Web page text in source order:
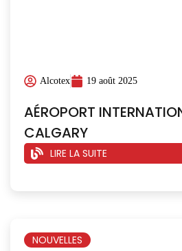
Alcotex 19 août 2025
AÉROPORT
CALGARY
LIRE LA SUITE
NOUVELLES